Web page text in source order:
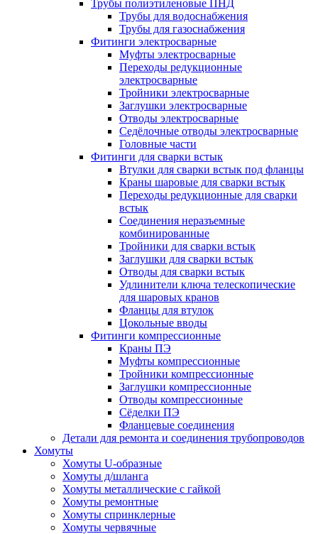
Трубы полиэтиленовые ПНД
Трубы для водоснабжения
Трубы для газоснабжения
Фитинги электросварные
Муфты электросварные
Переходы редукционные
электросварные
Тройники электросварные
Заглушки электросварные
Отводы электросварные
Седёлочные отводы электросварные
Головные части
Фитинги для сварки встык
Втулки для сварки встык под фланцы
Краны шаровые для сварки встык
Переходы редукционные для сварки
встык
Соединения неразъемные
комбинированные
Тройники для сварки встык
Заглушки для сварки встык
Отводы для сварки встык
Удлинители ключа телескопические
для шаровых кранов
Фланцы для втулок
Цокольные вводы
Фитинги компрессионные
Краны ПЭ
Муфты компрессионные
Тройники компрессионные
Заглушки компрессионные
Отводы компрессионные
Сёделки ПЭ
Фланцевые соединения
Детали для ремонта и соединения трубопроводов
Хомуты
Хомуты U-образные
Хомуты д/шланга
Хомуты металлические с гайкой
Хомуты ремонтные
Хомуты спринклерные
Хомуты червячные